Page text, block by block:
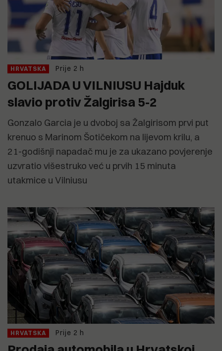
HRVATSKA Prije 2 h
GOLIJADA U VILNIUSU Hajduk
slavio protiv Žalgirisa 5-2
Gonzalo Garcia je u dvoboj sa Žalgirisom prvi put
krenuo s Marinom Šotičekom na lijevom krilu, a
21-godišnji napadač mu je za ukazano povjerenje
uzvratio višestruko već u prvih 15 minuta
utakmice u Vilniusu
HRVATSKA Prije 2 h